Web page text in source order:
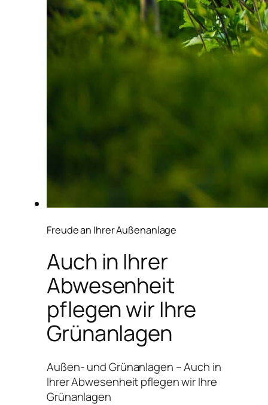
Freude an Ihrer Außenanlage
Auch in Ihrer
Abwesenheit
pflegen wir Ihre
Grünanlagen
Außen- und Grünanlagen – Auch in
Ihrer Abwesenheit pflegen wir Ihre
Grünanlagen